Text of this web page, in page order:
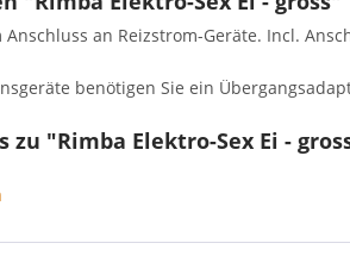
an Reizstrom-Geräte. Incl.
benötigen Sie ein
"Rimba Elektro-Sex Ei -